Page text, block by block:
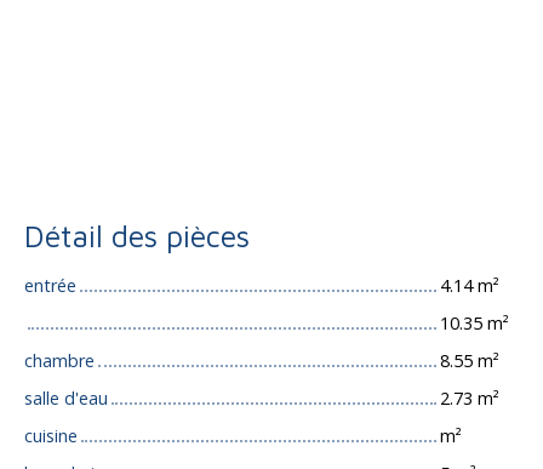
Détail des pièces
entrée
4.14 m²
10.35 m²
chambre
8.55 m²
salle d'eau
2.73 m²
cuisine
m²